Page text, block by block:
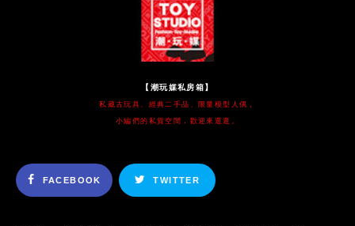
【潮玩媒私房箱】
私藏古玩具、經典二手品、限量模型人偶，
小編們的私貨空間，歡迎來逛逛。
FACEBOOK TWITTER